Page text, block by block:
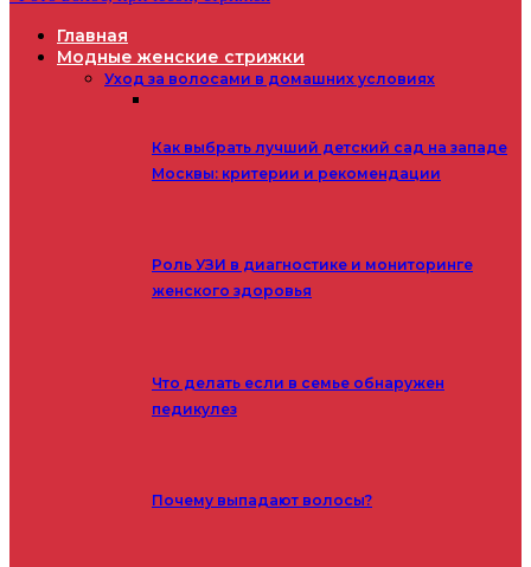
Главная
Модные женские стрижки
Уход за волосами в домашних условиях
Как выбрать лучший детский сад на западе
Москвы: критерии и рекомендации
Роль УЗИ в диагностике и мониторинге
женского здоровья
Что делать если в семье обнаружен
педикулез
Почему выпадают волосы?